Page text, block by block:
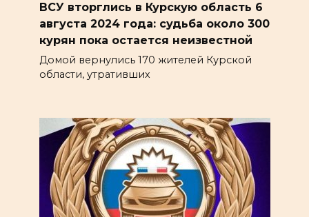
ВСУ вторглись в Курскую область 6
августа 2024 года: судьба около 300
курян пока остается неизвестной
Домой вернулись 170 жителей Курской
области, утративших